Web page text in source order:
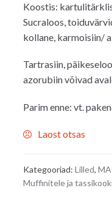
Koostis:
Sucraloos,
kollane, karmoisiin/
Tartrasiin,
azorubiinvõivad
Parim enne: vt.
Laost otsas
Kategooriad: Lilled,
Muffinitele ja